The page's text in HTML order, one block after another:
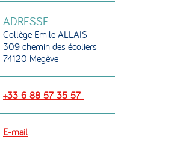
ADRESSE
Collège Emile ALLAIS
309 chemin des écoliers
74120 Megève
+33 6 88 57 35 57
E-mail